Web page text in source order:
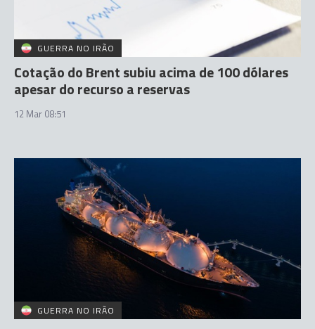
GUERRA NO IRÃO
Cotação do Brent subiu acima de 100 dólares
apesar do recurso a reservas
12 Mar 08:51
GUERRA NO IRÃO